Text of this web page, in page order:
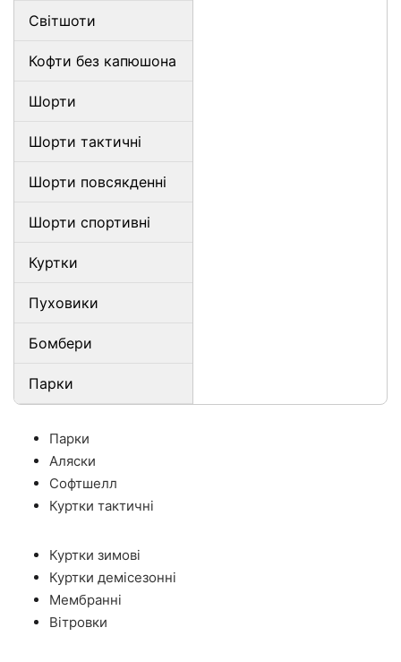
Світшоти
Кофти без капюшона
Шорти
Шорти тактичні
Шорти повсякденні
Шорти спортивні
Куртки
Пуховики
Бомбери
Парки
Парки
Аляски
Софтшелл
Куртки тактичні
Куртки зимові
Куртки демісезонні
Мембранні
Вітровки